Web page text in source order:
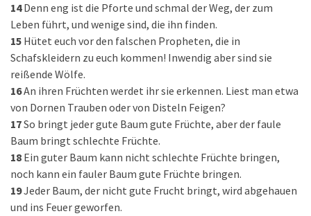
14 Denn eng ist die Pforte und schmal der Weg, der zum
Leben führt, und wenige sind, die ihn finden.
15 Hütet euch vor den falschen Propheten, die in
Schafskleidern zu euch kommen! Inwendig aber sind sie
reißende Wölfe.
16An ihren Früchten werdet ihr sie erkennen. Liest man etwa
von Dornen Trauben oder von Disteln Feigen?
17So bringt jeder gute Baum gute Früchte, aber der faule
Baum bringt schlechte Früchte.
18 Ein guter Baum kann nicht schlechte Früchte bringen,
noch kann ein fauler Baum gute Früchte bringen.
19Jeder Baum, der nicht gute Frucht bringt, wird abgehauen
und ins Feuer geworfen.